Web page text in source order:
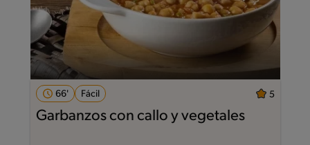
66' Fácil 5
Garbanzos con callo y vegetales